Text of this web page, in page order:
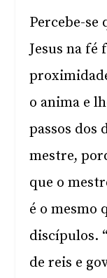
Percebe-se
Jesus na fé
o anima e
passos dos
mestre,
que o
é o mesmo
discípulos.
de reis e